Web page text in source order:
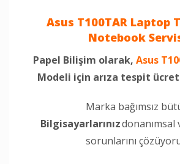
Asus T100TAR Laptop
Notebook
Papel Bilişim olarak, Asus
Modeli için arıza tespit
Marka bağımsız
Bilgisayarlarınızdonanımsal
sorunlarını